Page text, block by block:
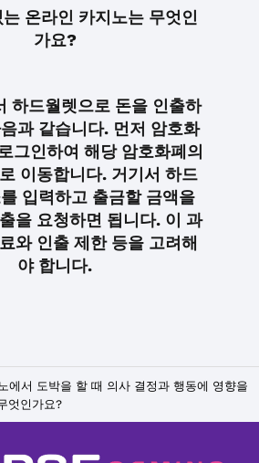
온라인 카지노는 무엇인
가요?
하드월렛으로 돈을 인출하
과 같습니다. 먼저 암호화
그인하여 해당 암호화폐의
이동합니다. 거기서 하드
입력하고 출금할 금액을
을 요청하면 됩니다. 이 과
와 인출 제한 등을 고려해
야 합니다.
에서 도박을 할 때 의사 결정과 행동에 영향을
엇인가요?